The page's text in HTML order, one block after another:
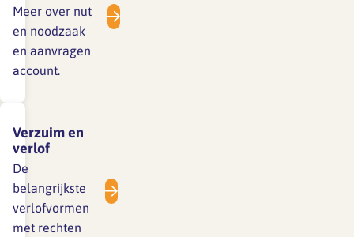
Meer over nut
en noodzaak
en aanvragen
account.
Verzuim en
verlof
De
belangrijkste
verlofvormen
met rechten